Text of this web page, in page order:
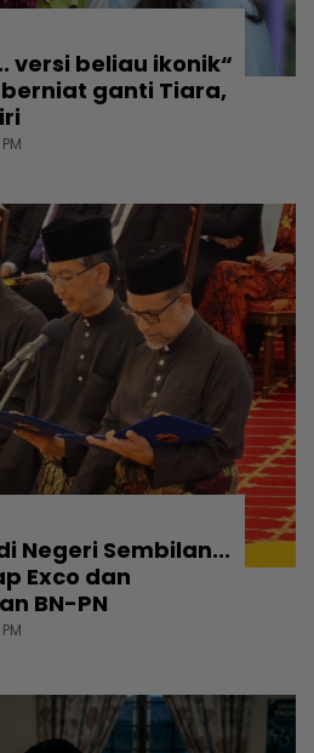
versi beliau ikonik“
ganti Tiara,
Negeri Sembilan...
Exco dan
BN-PN